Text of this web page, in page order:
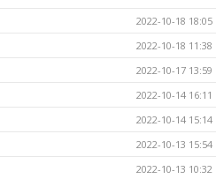
2022-10-18 18:05
2022-10-18 11:38
2022-10-17 13:59
2022-10-14 16:11
2022-10-14 15:14
2022-10-13 15:54
2022-10-13 10:32